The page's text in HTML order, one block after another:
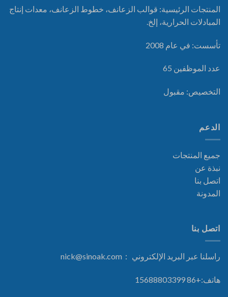
المنتجات الرئيسية: قوالب الزعانف، خطوط الزعانف، معدات إنتاج
المبادلات الحرارية، إلخ.
تأسست: في عام 2008
عدد الموظفين 65
التخصيص: مقبول
الدعم
جميع المنتجات
نبذة عن
اتصل بنا
المدونة
اتصل بنا
راسلنا عبر البريد الإلكتروني ： nick@sinoak.com
هاتف:+86 15688803399